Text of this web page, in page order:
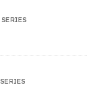
SERIES
SERIES